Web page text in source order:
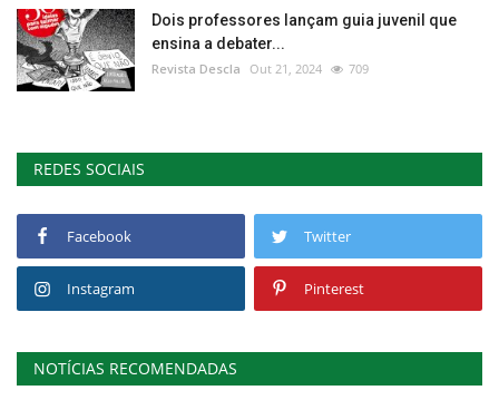
Dois professores lançam guia juvenil que
ensina a debater...
Revista Descla Out 21, 2024 709
REDES SOCIAIS
Facebook Twitter
Instagram Pinterest
NOTÍCIAS RECOMENDADAS